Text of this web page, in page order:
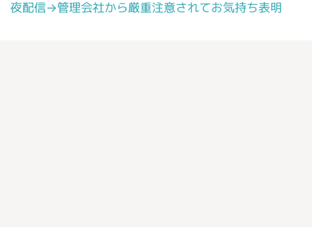
夜配信→管理会社から厳重注意されてお気持ち表明